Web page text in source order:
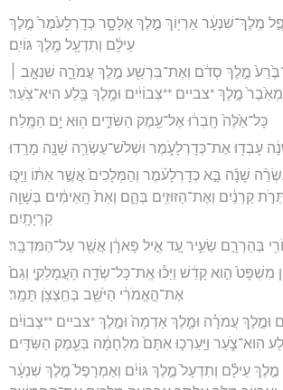
מֶֽלֶךְ־שִׁנְעָ֔ר אַרְי֖וֹךְ מֶ֣לֶךְ אֶלָּסָ֑ר כְּדָרְלָעֹ֙מֶר֙ מֶ֣לֶךְ
עֵילָ֔ם וְתִדְעָ֖ל מֶ֥לֶךְ גּוֹיִֽם׃
מֶ֣לֶךְ סְדֹ֔ם וְאֶת־בִּרְשַׁ֖ע מֶ֣לֶךְ עֲמֹרָ֑ה שִׁנְאָ֣ב ׀
מֶ֣לֶךְ *צביים **צְבוֹיִ֔ים וּמֶ֥לֶךְ בֶּ֖לַע הִיא־צֹֽעַר׃
כָּל־אֵ֙לֶּה֙ חָֽבְר֔וּ אֶל־עֵ֖מֶק הַשִּׂדִּ֑ים ה֖וּא יָ֥ם הַמֶּֽלַח׃
עָבְד֖וּ אֶת־כְּדָרְלָעֹ֑מֶר וּשְׁלֹשׁ־עֶשְׂרֵ֥ה שָׁנָ֖ה מָרָֽדוּ׃
שָׁנָ֜ה בָּ֣א כְדָרְלָעֹ֗מֶר וְהַמְּלָכִים֙ אֲשֶׁ֣ר אִתּ֔וֹ וַיַּכּ֤וּ
קַרְנַ֔יִם וְאֶת־הַזּוּזִ֖ים בְּהָ֑ם וְאֵת֙ הָֽאֵימִ֔ים בְּשָׁוֵ֖ה
קִרְיָתָֽיִם׃
בְּהַרְרָ֣ם שֵׂעִ֑יר עַ֚ד אֵ֣יל פָּארָ֔ן אֲשֶׁ֖ר עַל־הַמִּדְבָּֽר׃
מִשְׁפָּט֙ הִ֣וא קָדֵ֔שׁ וַיַּכּ֕וּ אֶֽת־כָּל־שְׂדֵ֖ה הָעֲמָלֵקִ֑י וְגַם֙
אֶת־הָ֣אֱמֹרִ֔י הַיֹּשֵׁ֖ב בְּחַֽצְצֹ֥ן תָּמָֽר׃
וּמֶ֣לֶךְ עֲמֹרָ֗ה וּמֶ֤לֶךְ אַדְמָה֙ וּמֶ֣לֶךְ *צביים **צְבוֹיִ֔ם
הִוא־צֹ֑עַר וַיַּֽעַרְכ֤וּ אִתָּם֙ מִלְחָמָ֔ה בְּעֵ֖מֶק הַשִּׂדִּֽים׃
עֵילָ֗ם וְתִדְעָל֙ מֶ֣לֶךְ גּוֹיִ֔ם וְאַמְרָפֶל֙ מֶ֣לֶךְ שִׁנְעָ֔ר